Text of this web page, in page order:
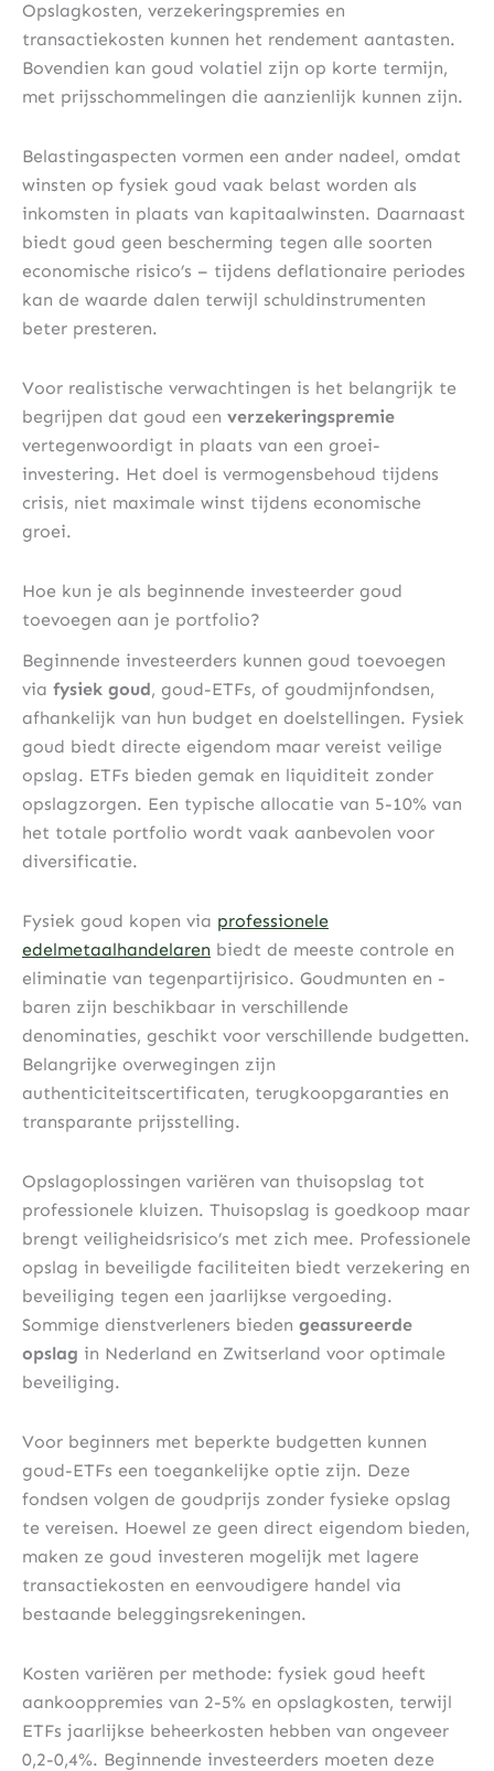
Opslagkosten, verzekeringspremies en
transactiekosten kunnen het rendement aantasten.
Bovendien kan goud volatiel zijn op korte termijn,
met prijsschommelingen die aanzienlijk kunnen zijn.
Belastingaspecten vormen een ander nadeel, omdat
winsten op fysiek goud vaak belast worden als
inkomsten in plaats van kapitaalwinsten. Daarnaast
biedt goud geen bescherming tegen alle soorten
economische risico’s – tijdens deflationaire periodes
kan de waarde dalen terwijl schuldinstrumenten
beter presteren.
Voor realistische verwachtingen is het belangrijk te
begrijpen dat goud een verzekeringspremie
vertegenwoordigt in plaats van een groei-
investering. Het doel is vermogensbehoud tijdens
crisis, niet maximale winst tijdens economische
groei.
Hoe kun je als beginnende investeerder goud
toevoegen aan je portfolio?
Beginnende investeerders kunnen goud toevoegen
via fysiek goud, goud-ETFs, of goudmijnfondsen,
afhankelijk van hun budget en doelstellingen. Fysiek
goud biedt directe eigendom maar vereist veilige
opslag. ETFs bieden gemak en liquiditeit zonder
opslagzorgen. Een typische allocatie van 5-10% van
het totale portfolio wordt vaak aanbevolen voor
diversificatie.
Fysiek goud kopen via professionele
edelmetaalhandelaren biedt de meeste controle en
eliminatie van tegenpartijrisico. Goudmunten en -
baren zijn beschikbaar in verschillende
denominaties, geschikt voor verschillende budgetten.
Belangrijke overwegingen zijn
authenticiteitscertificaten, terugkoopgaranties en
transparante prijsstelling.
Opslagoplossingen variëren van thuisopslag tot
professionele kluizen. Thuisopslag is goedkoop maar
brengt veiligheidsrisico’s met zich mee. Professionele
opslag in beveiligde faciliteiten biedt verzekering en
beveiliging tegen een jaarlijkse vergoeding.
Sommige dienstverleners bieden geassureerde
opslag in Nederland en Zwitserland voor optimale
beveiliging.
Voor beginners met beperkte budgetten kunnen
goud-ETFs een toegankelijke optie zijn. Deze
fondsen volgen de goudprijs zonder fysieke opslag
te vereisen. Hoewel ze geen direct eigendom bieden,
maken ze goud investeren mogelijk met lagere
transactiekosten en eenvoudigere handel via
bestaande beleggingsrekeningen.
Kosten variëren per methode: fysiek goud heeft
aankooppremies van 2-5% en opslagkosten, terwijl
ETFs jaarlijkse beheerkosten hebben van ongeveer
0,2-0,4%. Beginnende investeerders moeten deze